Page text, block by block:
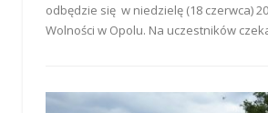
odbędzie się w niedzielę (18 czerwca)
Wolności w Opolu. Na uczestników